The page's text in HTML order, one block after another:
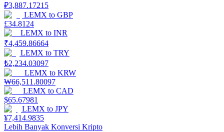
Babi Kekuatan
Dapatkan imbalan kompetitif setiap hari
₽3,887.17215
LEMX to GBP
£34.8124
LEMX to INR
₹4,459.86664
LEMX to TRY
₺2,234.03097
LEMX to KRW
₩66,511.80097
LEMX to CAD
$65.67981
LEMX to JPY
¥7,414.9835
Lebih Banyak Konversi Kripto